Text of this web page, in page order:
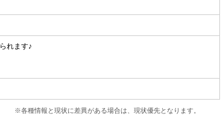
れます♪
※各種情報と現状に差異がある場合は、現状優先となります。